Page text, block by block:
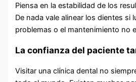
Piensa en la estabilidad de los
De nada vale alinear los dientes si
problemas o el mantenimiento no
La confianza del paciente
Visitar una clínica dental no